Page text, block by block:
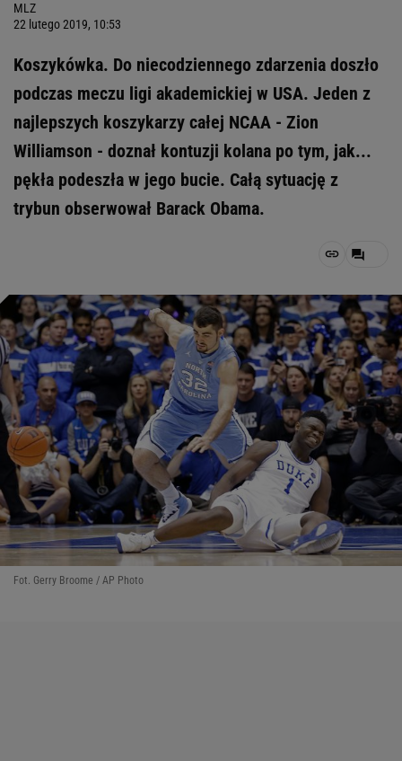
MLZ
22 lutego 2019, 10:53
Koszykówka. Do niecodziennego zdarzenia doszło
podczas meczu ligi akademickiej w USA. Jeden z
najlepszych koszykarzy całej NCAA - Zion
Williamson - doznał kontuzji kolana po tym, jak...
pękła podeszła w jego bucie. Całą sytuację z
trybun obserwował Barack Obama.
Fot. Gerry Broome / AP Photo